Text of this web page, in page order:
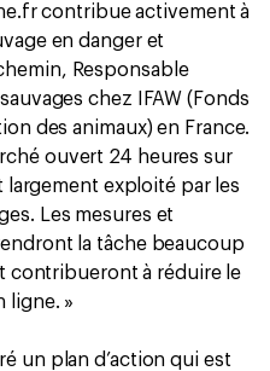
contribue activement à
en danger et
Responsable
chez IFAW (Fonds
des animaux) en France.
ouvert 24 heures sur
largement exploité par les
Les mesures et
la tâche beaucoup
contribueront à réduire le
ligne. »
un plan d’action qui est